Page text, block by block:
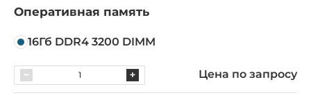
Оперативная память
16Гб DDR4 3200 DIMM
Цена по запросу